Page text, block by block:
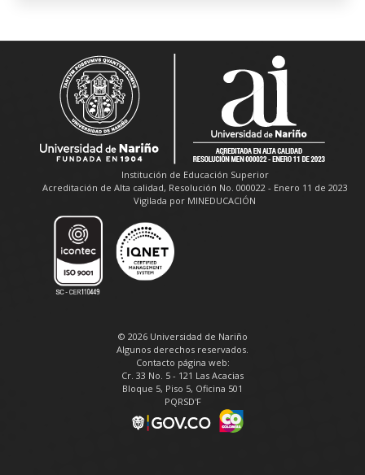
Institución de Educación Superior
Acreditación de Alta calidad, Resolución No. 000022 - Enero 11 de 2023
Vigilada por MINEDUCACIÓN
© 2026 Universidad de Nariño
Algunos derechos reservados.
Contacto página web:
Cr. 33 No. 5 - 121 Las Acacias
Bloque 5, Piso 5, Oficina 501
PQRSD'F